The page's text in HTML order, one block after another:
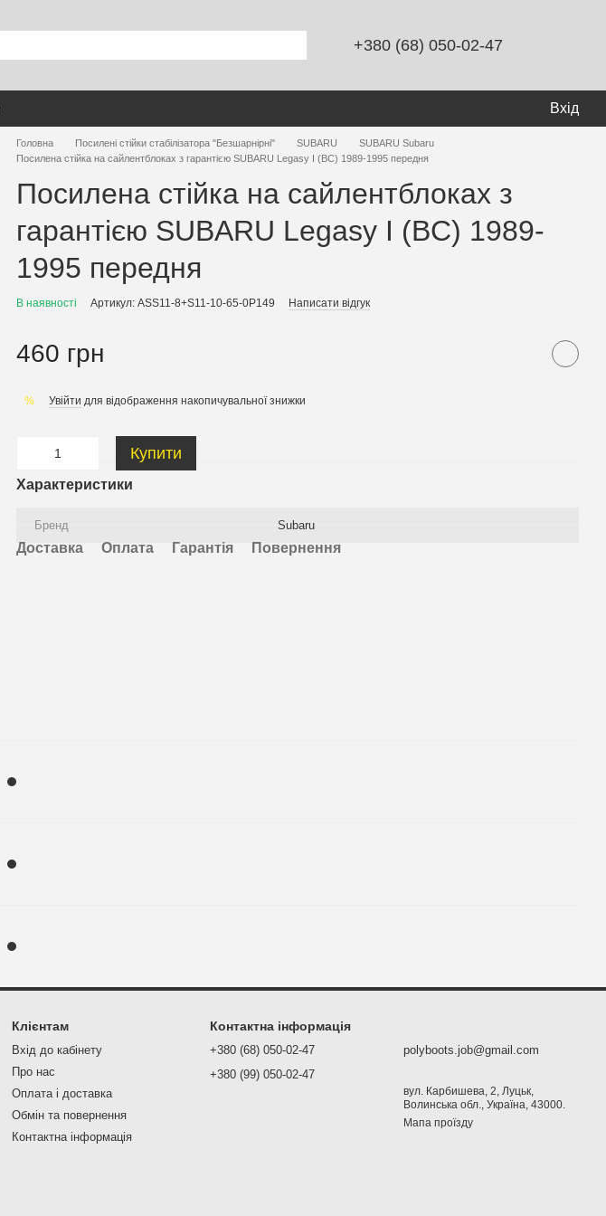
+380 (68) 050-02-47
Вхід
Головна Посилені стійки стабілізатора "Безшарнірні" SUBARU
SUBARU Subaru
Посилена стійка на сайлентблоках з гарантією SUBARU Legasy I (BC) 1989-1995 передня
Посилена стійка на сайлентблоках з
гарантією SUBARU Legasy I (BC) 1989-
1995 передня
В наявності Артикул: ASS11-8+S11-10-65-0P149 Написати відгук
460 грн
% Увійти для відображення накопичувальної знижки
Купити
Характеристики
Бренд Subaru
Доставка Оплата Гарантія Повернення
Клієнтам
Вхід до кабінету
Про нас
Оплата і доставка
Обмін та повернення
Контактна інформація
Контактна інформація
+380 (68) 050-02-47
+380 (99) 050-02-47
polyboots.job@gmail.com
вул. Карбишева, 2, Луцьк,
Волинська обл., Україна, 43000.
Мапа проїзду